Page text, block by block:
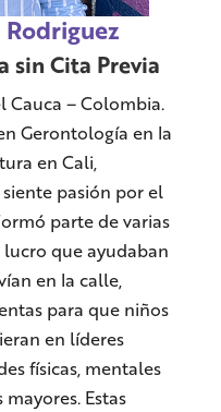
sin Cita Previa
Cauca – Colombia.
Gerontología en la
en Cali,
pasión por el
parte de varias
que ayudaban
en la calle,
para que niños
en líderes
físicas, mentales
Estas